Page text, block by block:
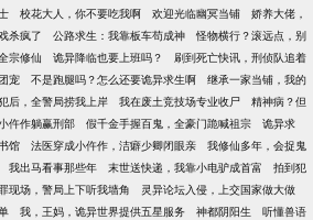
校花大人，你不要吃我啊 欢迎光临幽冥当铺
娇养大佬，
杀疯了 公路求生：我靠板车苟成神
怪物横行？滚远点，别
宗修仙 诡异降临也要上班吗？
刷到死亡快讯，刑侦队追着
宠 不是跑腿吗？怎么还要诡异求生啊
继承一家当铺，我的
后，全警局捞我上岸 我在废土竞技场专业收尸
精神病？但
仵作躺赢刑部 假千金手握百鬼，全豪门跪喊祖宗
诡异求
馆 法医穿成小仵作，洁癖少卿闭眼亲
我修仙多年，会捉鬼
我出马看事那些年 末世送快递，我靠小电驴成首富
拍到犯
现场，警局上下听我墙角
灵异论坛入侵，上交国家做大做
我，王妈，诡异世界提供五星服务 神都阴阳生
听懂兽语